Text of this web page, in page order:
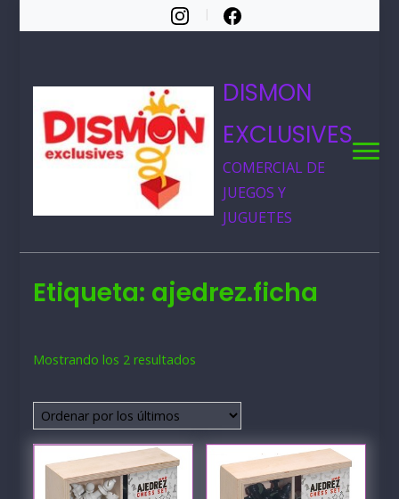
DISMON
EXCLUSIVES
COMERCIAL DE
JUEGOS Y
JUGUETES
Etiqueta: ajedrez.ficha
Mostrando los 2 resultados
los
últimos